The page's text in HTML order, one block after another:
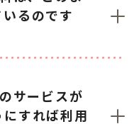
るのです
サービスが
すれば利用